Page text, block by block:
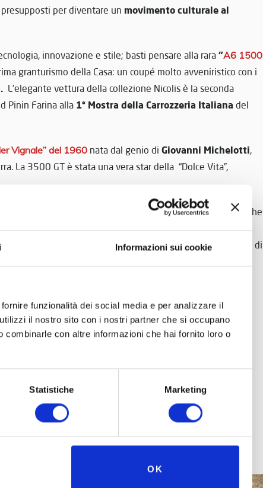
Informazioni sui cookie
funzionalità dei social media e per analizzare il
il nostro sito con i nostri partner che si occupano
con altre informazioni che hai fornito loro o
Statistiche Marketing
OK
per diventare un movimento culturale al
innovazione e stile; basti pensare alla rara“A6 1500
granturismo della Casa: un coupé molto avveniristico con i
L’elegante vettura della collezione Nicolis è la seconda
Pinin Farina alla 1° Mostra della Carrozzeria Italiana del
Vignale” del 1960 nata dal genio di Giovanni Michelotti,
La 3500 GT è stata una vera star della “Dolce Vita”,
, ideata dalla Italdesign diGiorgetto Giugiaro
, che
di lusso, già protagonista quasi assoluta negli anni
comfort, è stata spesso la berlina di riferimento per capi di
seguendoMaserati FuoriSeriesulla pagina ufficiale di
programma Maserati, oggi come ieri, si potranno creare